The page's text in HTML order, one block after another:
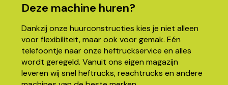
Deze machine huren?
Dankzij onze huurconstructies kies je niet alleen
voor flexibiliteit, maar ook voor gemak. Eén
telefoontje naar onze heftruckservice en alles
wordt geregeld. Vanuit ons eigen magazijn
leveren wij snel heftrucks, reachtrucks en andere